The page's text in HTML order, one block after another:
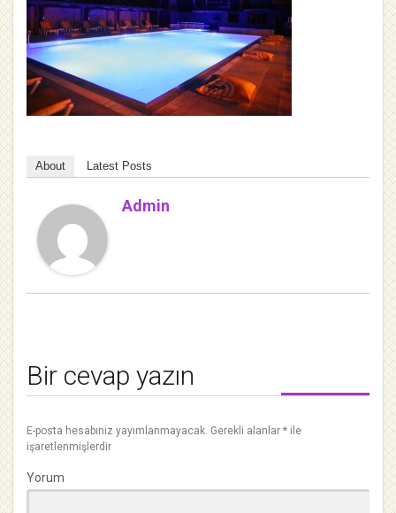
About Latest Posts
Admin
Bir cevap yazın
E-posta hesabınız yayımlanmayacak. Gerekli alanlar * ile
işaretlenmişlerdir
Yorum